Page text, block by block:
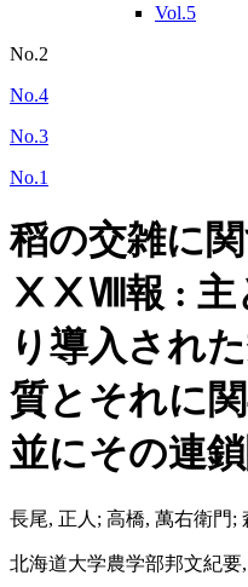
Vol.5
No.2
No.4
No.3
No.1
稻の交雑に
ⅩⅩⅧ報 : 主
り導入され
質とそれに
並にその連
長尾, 正人; 高橋, 萬右衛門;
北海道大学農学部邦文紀要,